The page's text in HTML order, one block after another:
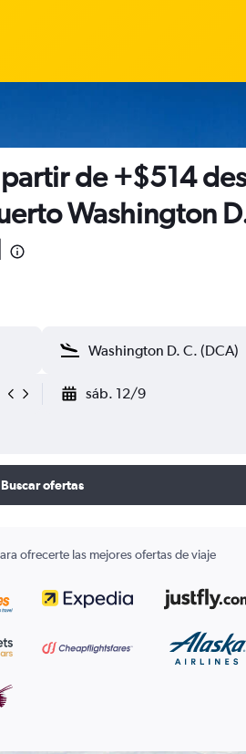
de +$514
Washington
sáb. 12/9
Buscar ofertas
ofrecerte las mejores ofertas de viaje